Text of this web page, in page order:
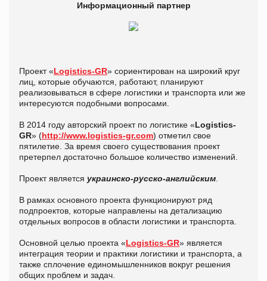
Информационный партнер
Проект «Logistics-GR» сориентирован на широкий круг
лиц, которые обучаются, работают, планируют
реализовываться в сфере логистики и транспорта или же
интересуются подобными вопросами.
В 2014 году авторский проект по логистике «Logistics-
GR» (http://www.logistics-gr.com) отметил свое
пятилетие. За время своего существования проект
претерпел достаточно большое количество изменений.
Проект является украинско-русско-английским.
В рамках основного проекта функционируют ряд
подпроектов, которые направлены на детализацию
отдельных вопросов в области логистики и транспорта.
Основной целью проекта «Logistics-GR» является
интеграция теории и практики логистики и транспорта, а
также сплочение единомышленников вокруг решения
общих проблем и задач.